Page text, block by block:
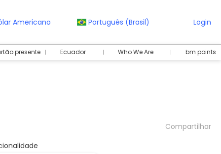
Americano Português (Brasil) Login
presente Ecuador Who We Are bm points
Compartilhar